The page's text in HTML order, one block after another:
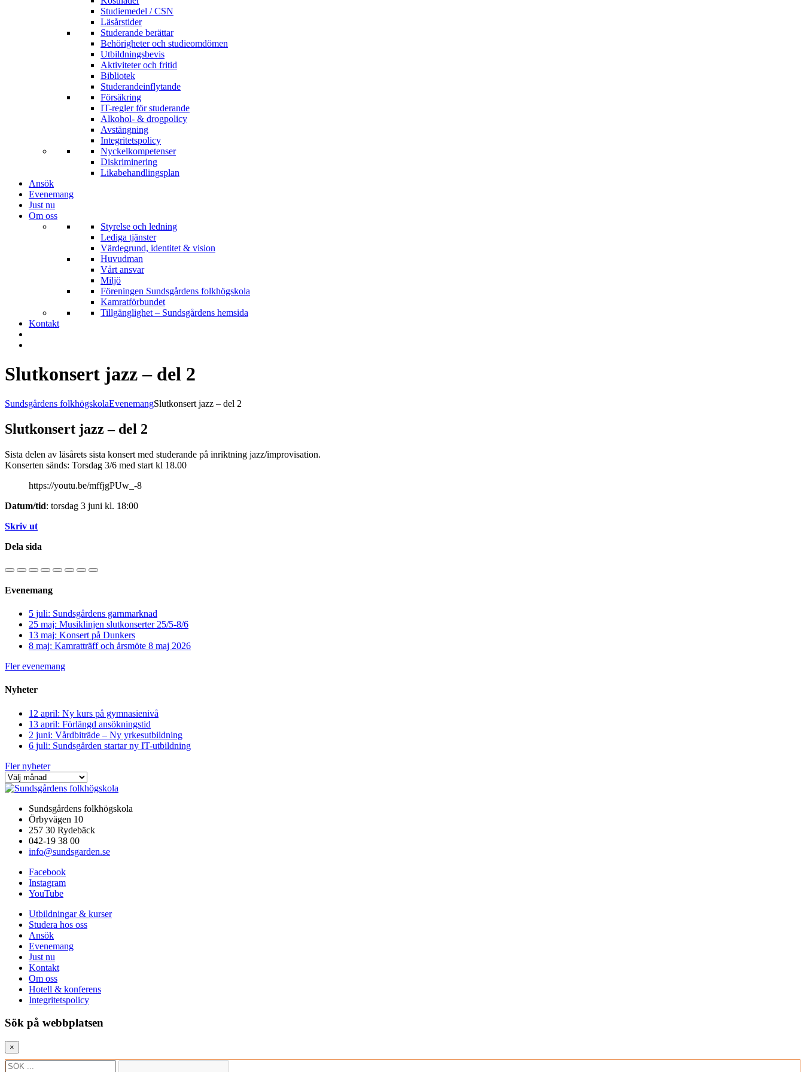
Studiemedel / CSN
Läsårstider
Studerande berättar
Behörigheter och studieomdömen
Utbildningsbevis
Aktiviteter och fritid
Bibliotek
Studerandeinflytande
Försäkring
IT-regler för studerande
Alkohol- & drogpolicy
Avstängning
Integritetspolicy
Nyckelkompetenser
Diskriminering
Likabehandlingsplan
Ansök
Evenemang
Just nu
Om oss
Styrelse och ledning
Lediga tjänster
Värdegrund, identitet & vision
Huvudman
Vårt ansvar
Miljö
Föreningen Sundsgårdens folkhögskola
Kamratförbundet
Tillgänglighet – Sundsgårdens hemsida
Kontakt
Slutkonsert jazz – del 2
Sundsgårdens folkhögskolaEvenemangSlutkonsert jazz – del 2
Slutkonsert jazz – del 2
Sista delen av läsårets sista konsert med studerande på inriktning jazz/improvisation.
Konserten sänds: Torsdag 3/6 med start kl 18.00
https://youtu.be/mffjgPUw_-8
Datum/tid: torsdag 3 juni kl. 18:00
Skriv ut
Dela sida
Evenemang
5 juli: Sundsgårdens garnmarknad
25 maj: Musiklinjen slutkonserter 25/5-8/6
13 maj: Konsert på Dunkers
8 maj: Kamratträff och årsmöte 8 maj 2026
Fler evenemang
Nyheter
12 april: Ny kurs på gymnasienivå
13 april: Förlängd ansökningstid
2 juni: Vårdbiträde – Ny yrkesutbildning
6 juli: Sundsgården startar ny IT-utbildning
Fler nyheter
Sundsgårdens folkhögskola
Örbyvägen 10
257 30 Rydebäck
042-19 38 00
info@sundsgarden.se
Facebook
Instagram
YouTube
Utbildningar & kurser
Studera hos oss
Ansök
Evenemang
Just nu
Kontakt
Om oss
Hotell & konferens
Integritetspolicy
Sök på webbplatsen
×